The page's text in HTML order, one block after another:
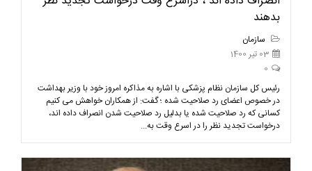
بدهند
سازمان
03 تیر 1400
0
رئیس کل سازمان نظام پزشکی با اشاره به مذاکره امروز خود با وزیر بهداشت
در خصوص اعضای رد صلاحیت شده ؛ گفت: از همکاران خواهش می کنیم
کسانی که رد صلاحیت شده یا بدلیل رد صلاحیت شدن انصراف داده اند،
درخواست تجدید نظر را در اسرع وقت به...